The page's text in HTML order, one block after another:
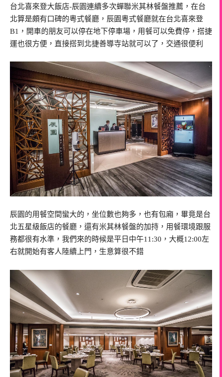
台北喜來登大飯店-辰園連續多次蟬聯米其林餐盤推薦，在台
北算是頗有口碑的粵式餐廳，辰園粵式餐廳就在台北喜來登
B1，開車的朋友可以停在地下停車場，用餐可以免費停，搭捷
運也很方便，直接搭到北捷善導寺站就可以了，交通很便利
辰園的用餐空間蠻大的，坐位數也夠多，也有包廂，畢竟是台
北五星級飯店的餐廳，還有米其林餐盤的加持，用餐環境跟服
務都很有水準，我們來的時候是平日中午11:30，大概12:00左
右就開始有客人陸續上門，生意算很不錯